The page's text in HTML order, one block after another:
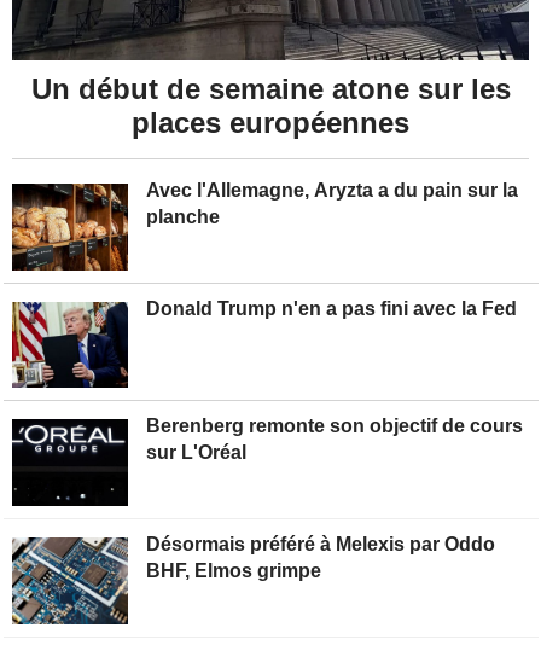
Avec l'Allemagne, Aryzta a du pain sur la
planche
Donald Trump n'en a pas fini avec la Fed
Un début de semaine atone sur les
places européennes
Berenberg remonte son objectif de cours
sur L'Oréal
Désormais préféré à Melexis par Oddo
BHF, Elmos grimpe